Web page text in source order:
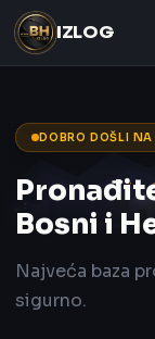
IZLOG
DOBRO DOŠLI
Bosni i
Najveća baza
sigurno.